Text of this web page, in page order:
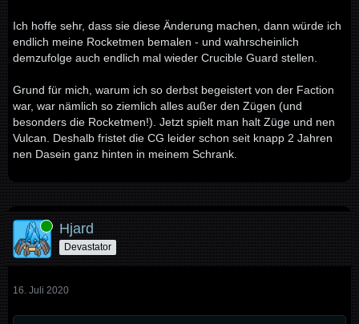
Ich hoffe sehr, dass sie diese Änderung machen, dann würde ich
endlich meine Rocketmen bemalen - und wahrscheinlich
demzufolge auch endlich mal wieder Crucible Guard stellen.
Grund für mich, warum ich so derbst begeistert von der Faction
war, war nämlich so ziemlich alles außer den Zügen (und
besonders die Rocketmen!). Jetzt spielt man halt Züge und nen
Vulcan. Deshalb fristet die CG leider schon seit knapp 2 Jahren
nen Dasein ganz hinten in meinem Schrank.
Online Hjard
Devastator
16. Juli 2020